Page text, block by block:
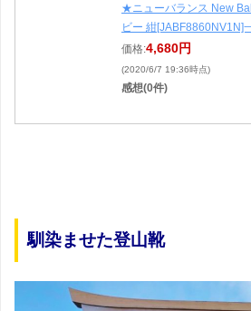
★ニューバランス New
ビー 紺
価格:4,680円
(2020/6/7 19:36時点)
感想(0件)
馴染ませた登山靴